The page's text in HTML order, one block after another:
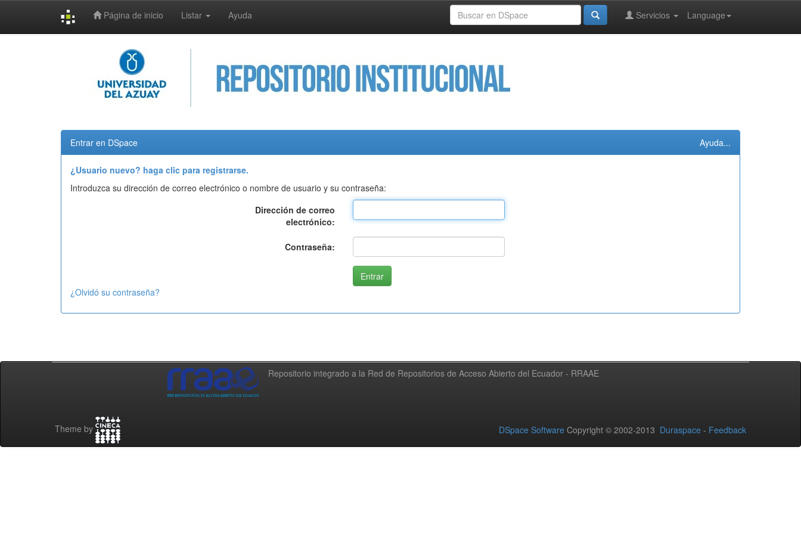
Página de inicio Listar Ayuda Language
Servicios
Entrar en DSpace Ayuda...
¿Usuario nuevo? haga clic para registrarse.
Introduzca su dirección de correo electrónico o nombre de usuario y su contraseña:
Dirección de correo
electrónico:
Contraseña:
¿Olvidó su contraseña?
Repositorio integrado a la Red de Repositorios de Acceso Abierto del Ecuador - RRAAE
Theme by DSpace Software Copyright © 2002-2013 Duraspace - Feedback